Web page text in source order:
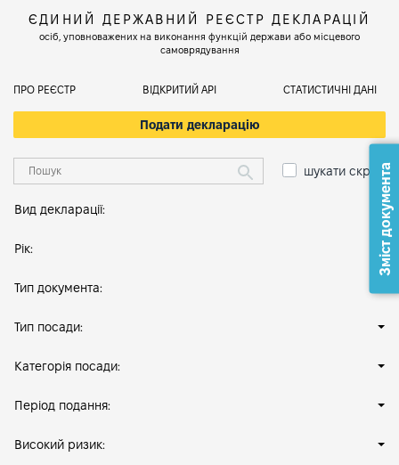
ЄДИНИЙ ДЕРЖАВНИЙ РЕЄСТР ДЕКЛАРАЦІЙ
осіб, уповноважених на виконання функцій держави або місцевого
самоврядування
ПРО РЕЄСТР ВІДКРИТИЙ АРІ СТАТИСТИЧНІ ДАНІ
Подати декларацію
шукати скрізь
Вид декларації:
Рік:
Тип документа:
Тип посади:
Категорія посади:
Період подання:
Високий ризик:
Зміст документа